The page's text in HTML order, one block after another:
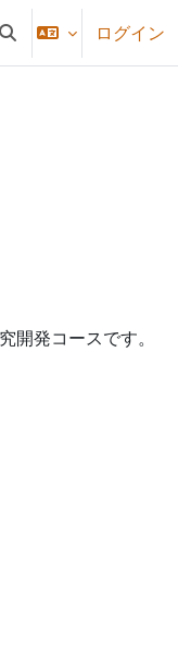
検索入力に切り替える
ログイン
開発コースです。